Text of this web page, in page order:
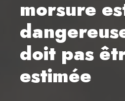
morsure
doit pas
estimée